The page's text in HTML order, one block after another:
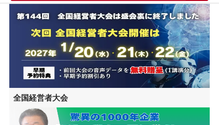
特集一覧
講師セレクトが選ばれる理由
ブログ・コラム
はじめての方へ
ご相談・お見積
全国経営者大会